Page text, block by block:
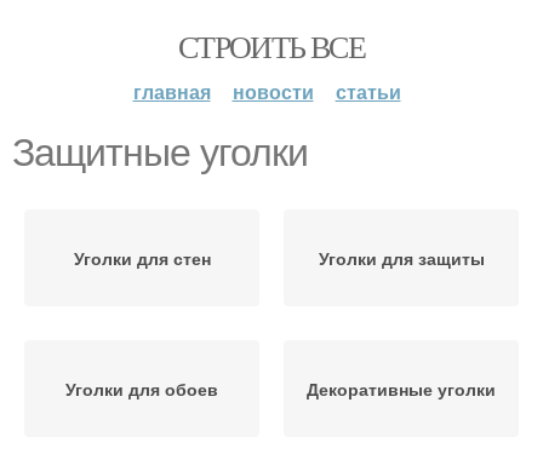
СТРОИТЬ ВСЕ
главная новости статьи
Защитные уголки
Уголки для стен Уголки для защиты
Уголки для обоев Декоративные уголки